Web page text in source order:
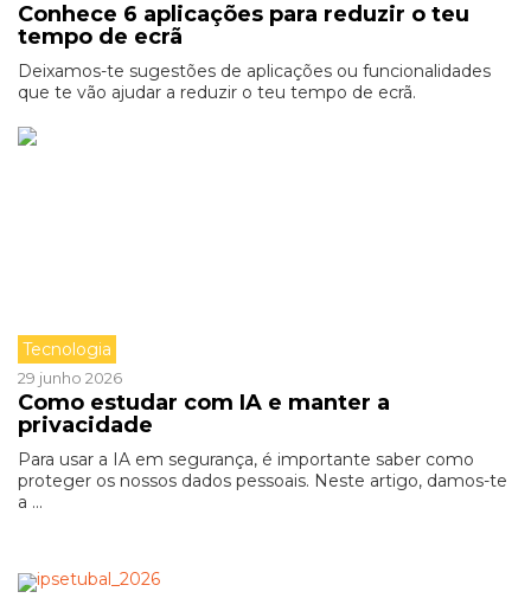
Conhece 6 aplicações para reduzir o teu
tempo de ecrã
Deixamos-te sugestões de aplicações ou funcionalidades
que te vão ajudar a reduzir o teu tempo de ecrã.
Tecnologia
29 junho 2026
Como estudar com IA e manter a
privacidade
Para usar a IA em segurança, é importante saber como
proteger os nossos dados pessoais. Neste artigo, damos-te
a ...